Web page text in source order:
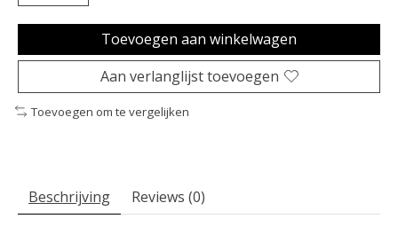
Toevoegen aan winkelwagen
Aan verlanglijst toevoegen
Toevoegen om te vergelijken
Beschrijving Reviews (0)